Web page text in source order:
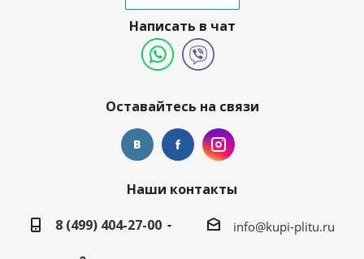
Написать в чат
Оставайтесь на связи
Наши контакты
8 (499) 404-27-00
info@kupi-plitu.ru